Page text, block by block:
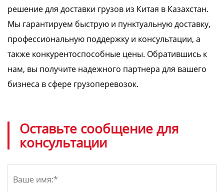
решение для доставки грузов из Китая в Казахстан.
Мы гарантируем быструю и пунктуальную доставку,
профессиональную поддержку и консультации, а
также конкурентоспособные цены. Обратившись к
нам, вы получите надежного партнера для вашего
бизнеса в сфере грузоперевозок.
Оставьте сообщение для
консультации